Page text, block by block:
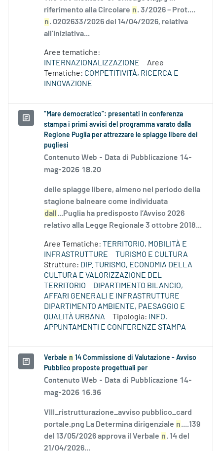
riferimento alla Circolare n. 3/2026 – Prot....
n. 0202633/2026 del 14/04/2026, relativa
all’iniziativa...
Aree tematiche:
INTERNAZIONALIZZAZIONE
Aree
Tematiche: COMPETITIVITÀ, RICERCA E
INNOVAZIONE
“Mare democratico”: presentati in conferenza
stampa i primi avvisi del programma varato dalla
Regione Puglia per attrezzare le spiagge libere dei
pugliesi
Contenuto Web - Data di Pubblicazione 14-
mag-2026 18.20
delle spiagge libere, almeno nel periodo della
stagione balneare come individuata
dall
...Puglia ha predisposto l’Avviso 2026
relativo alla Legge Regionale 3 ottobre 2018...
Aree Tematiche: TERRITORIO, MOBILITÀ E
INFRASTRUTTURE
TURISMO E CULTURA
Strutture: DIP. TURISMO, ECONOMIA DELLA
CULTURA E VALORIZZAZIONE DEL
TERRITORIO
DIPARTIMENTO BILANCIO,
AFFARI GENERALI E INFRASTRUTTURE
DIPARTIMENTO AMBIENTE, PAESAGGIO E
QUALITÀ URBANA
Tipologia:
INFO,
APPUNTAMENTI E CONFERENZE STAMPA
Verbale n 14 Commissione di Valutazione - Avviso
Pubblico proposte progettuali per
Contenuto Web - Data di Pubblicazione 14-
mag-2026 16.36
VIII_ristrutturazione_avviso pubblico_card
portale.png La Determina dirigenziale n....139
del 13/05/2026 approva il Verbale n. 14 del
21/04/2026...